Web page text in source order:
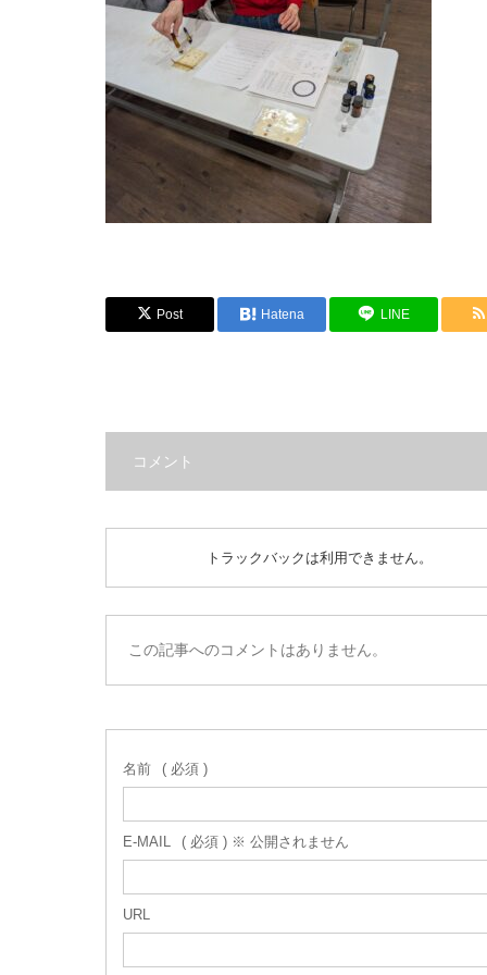
Post Hatena LINE
コメント
トラックバックは利用できません。
この記事へのコメントはありません。
名前 ( 必須 )
E-MAIL ( 必須 ) ※ 公開されません
URL